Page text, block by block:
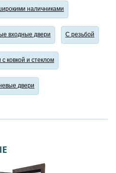
наличниками
входные двери С резьбой
с ковкой и стеклом
двери